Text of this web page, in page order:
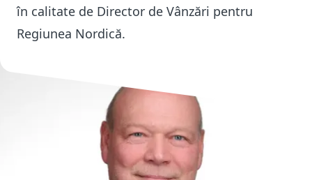
în calitate de Director de Vânzări pentru
Regiunea Nordică.